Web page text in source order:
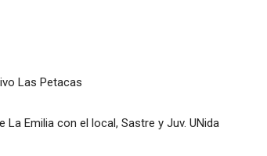
Las Petacas
Emilia con el local, Sastre y Juv. UNida